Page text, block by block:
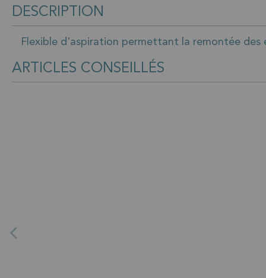
DESCRIPTION
Flexible d'aspiration permettant la remontée des
ARTICLES CONSEILLÉS